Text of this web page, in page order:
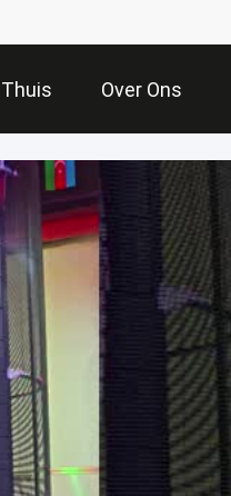
Thuis Over Ons